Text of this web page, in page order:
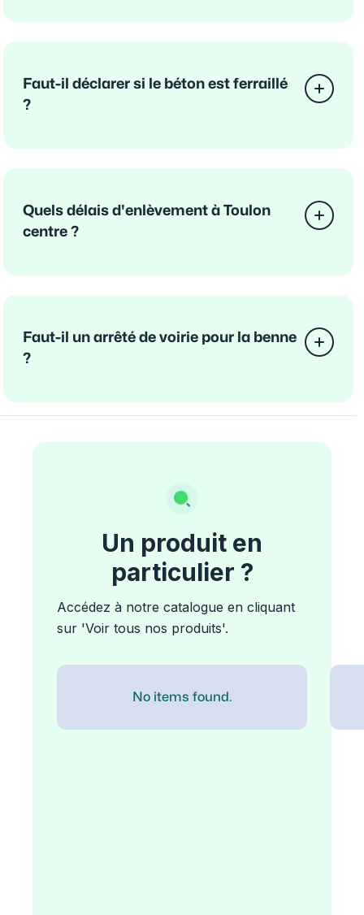
Faut-il déclarer si le béton est ferraillé
?
Quels délais d'enlèvement à Toulon
centre ?
Faut-il un arrêté de voirie pour la benne
?
Un produit en
particulier ?
Accédez à notre catalogue en cliquant
sur 'Voir tous nos produits'.
No items found.